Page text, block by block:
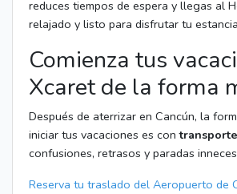
reduces tiempos de espera y llegas al
relajado y listo para disfrutar tu
Comienza tus
Xcaret de la forma
Después de aterrizar en Cancún, la
iniciar tus vacaciones es con
confusiones, retrasos y paradas
Reserva tu traslado del Aeropuerto de